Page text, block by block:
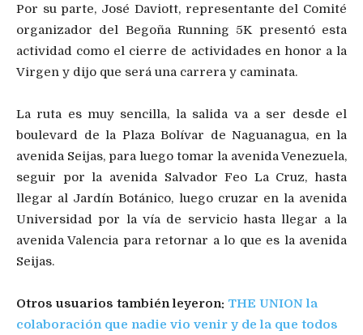
Por su parte, José Daviott, representante del Comité
organizador del Begoña Running 5K presentó esta
actividad como el cierre de actividades en honor a la
Virgen y dijo que será una carrera y caminata.
La ruta es muy sencilla, la salida va a ser desde el
boulevard de la Plaza Bolívar de Naguanagua, en la
avenida Seijas, para luego tomar la avenida Venezuela,
seguir por la avenida Salvador Feo La Cruz, hasta
llegar al Jardín Botánico, luego cruzar en la avenida
Universidad por la vía de servicio hasta llegar a la
avenida Valencia para retornar a lo que es la avenida
Seijas.
Otros usuarios también leyeron: THE UNION la
colaboración que nadie vio venir y de la que todos